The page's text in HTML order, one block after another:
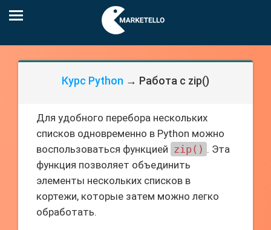
Курс Python → Работа с zip()
Для удобного перебора нескольких
списков одновременно в Python можно
воспользоваться функцией zip() . Эта
функция позволяет объединить
элементы нескольких списков в
кортежи, которые затем можно легко
обработать.